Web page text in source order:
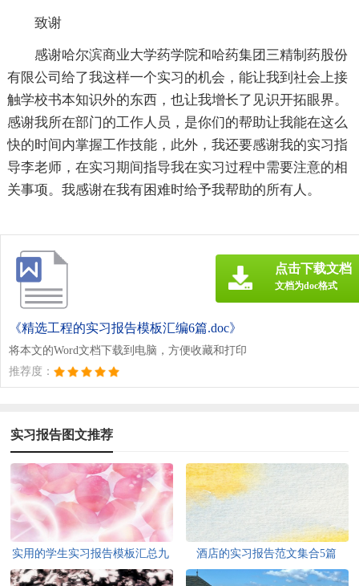
致谢
感谢哈尔滨商业大学药学院和哈药集团三精制药股份
有限公司给了我这样一个实习的机会，能让我到社会上接
触学校书本知识外的东西，也让我增长了见识开拓眼界。
感谢我所在部门的工作人员，是你们的帮助让我能在这么
快的时间内掌握工作技能，此外，我还要感谢我的实习指
导李老师，在实习期间指导我在实习过程中需要注意的相
关事项。我感谢在我有困难时给予我帮助的所有人。
《精选工程的实习报告模板汇编6篇.doc》
将本文的Word文档下载到电脑，方便收藏和打印
推荐度：
点击下载文档
文档为doc格式
实习报告图文推荐
实用的学生实习报告模板汇总九
篇
酒店的实习报告范文集合5篇